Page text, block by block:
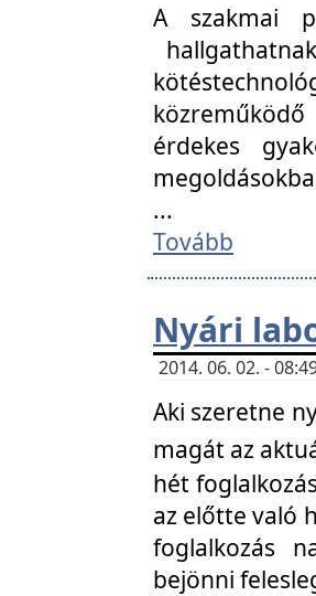
A szakmai
érdekes
...
Tovább
Nyári
2014. 06. 02. -
Aki szeretne
magát az
hét
az előtte való
foglalkozás
bejönni